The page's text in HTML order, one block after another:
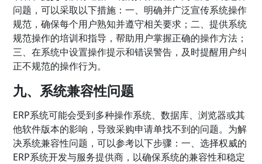
问题，可以采取以下措施：一、明确并广泛宣传系统操作
规范，确保每个用户熟知并遵守相关要求；二、提供系统
规范操作的培训和指导，帮助用户掌握正确的操作方法；
三、在系统中设置操作提示和错误警告，及时提醒用户纠
正不规范的操作行为。
九、系统兼容性问题
ERP系统可能会受到多种操作系统、数据库、浏览器或其
他软件版本的影响，导致采购申请单找不到的问题。为解
决系统兼容性问题，可以参考以下步骤：一、选择权威的
ERP系统开发与服务提供商，以确保系统的兼容性和稳定